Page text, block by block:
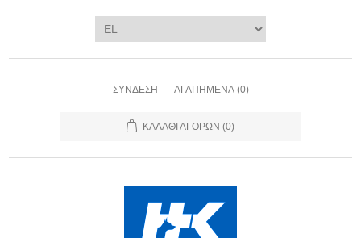
ΣΎΝΔΕΣΗ ΑΓΑΠΗΜΈΝΑ (0)
ΚΑΛΆΘΙ ΑΓΟΡΏΝ (0)